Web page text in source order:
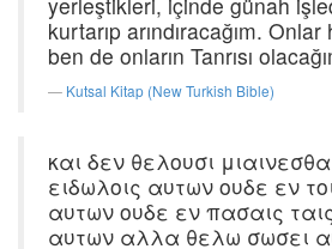
kurtarıp arındıracağım.
ben de onların Tanrısı
Kutsal Kitap (New Turkish Bible)
και δεν θελουσι
ειδωλοις αυτων ουδε εν
αυτων ουδε εν πασαις
αυτων αλλα θελω σωσει